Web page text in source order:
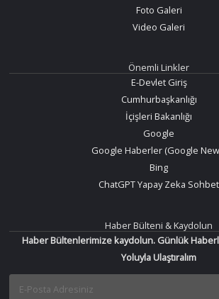
Foto Galeri
Video Galeri
Önemli Linkler
E-Devlet Giriş
Cumhurbaşkanlığı
İçişleri Bakanlığı
Google
Google Haberler (Google
Bing
ChatGPT Yapay Zeka Sohbet
Haber Bülteni & Kaydolun
Haber Bültenlerimize kaydolun. Günlük
Yoluyla Ulaştıralım